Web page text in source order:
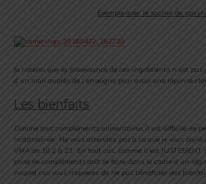
Exemple avec le sachet de
Je noterai que la provenance de ces ingrédients n’est
d’un mail auprès de l’enseigne pour avoir une réponse
Les bienfaits
Comme tout compléments alimentaires il est difficile de
instantanée. Ne vous attendez pas à ce que je vous parle
VMA de 19,2 à 21. En tout cas, comme il est
prise de compléments doit se faire dans le cadre d’un
Auquel cas vous risquerez de ne pas bénéficier des